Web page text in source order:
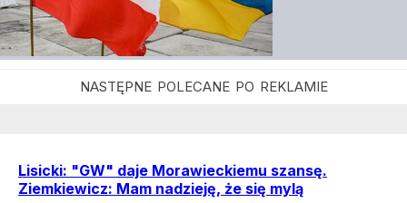
Lisicki: "GW" daje Morawieckiemu szansę.
Ziemkiewicz: Mam nadzieję, że się mylą